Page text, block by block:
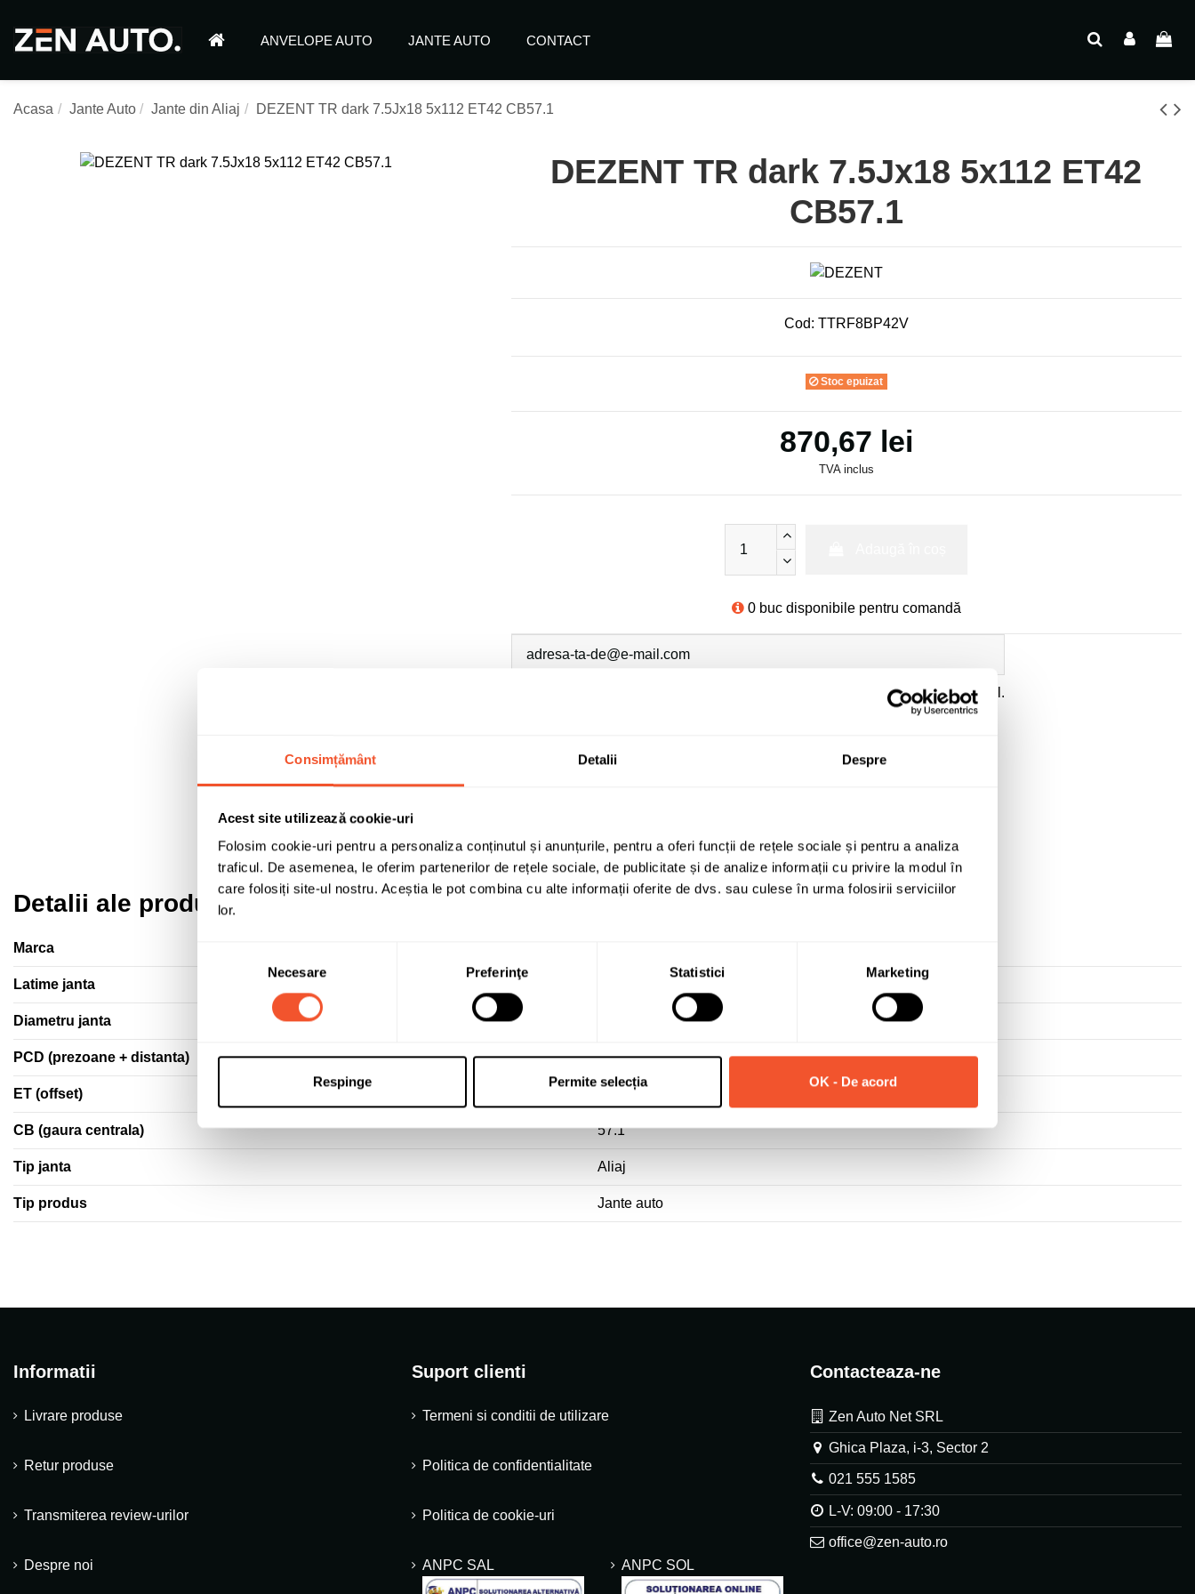
Consimțământ Detalii Despre
Acest site utilizează cookie-uri
Folosim cookie-uri pentru a personaliza conținutul și anunțurile, pentru a oferi funcții de rețele sociale și pentru a analiza
traficul. De asemenea, le oferim partenerilor de rețele sociale, de publicitate și de analize informații cu privire la modul în
care folosiți site-ul nostru. Aceștia le pot combina cu alte informații oferite de dvs. sau culese în urma folosirii serviciilor
lor.
consimțământului
Necesare Preferinţe Statistici Marketing
Respinge Permite selecția OK - De acord
ANVELOPE AUTO JANTE AUTO CONTACT
Acasa Jante Auto Jante din Aliaj DEZENT TR dark 7.5Jx18 5x112 ET42 CB57.1
DEZENT TR dark 7.5Jx18 5x112 ET42
CB57.1
Cod: TTRF8BP42V
Stoc epuizat
870,67 lei
TVA inclus
0 buc disponibile pentru comandă
a datelor cu caracter personal.
Detalii ale produsului
Marca
Latime janta
Diametru janta
PCD (prezoane + distanta) 5x112
ET (offset)
CB (gaura centrala) 57.1
Tip janta Aliaj
Tip produs Jante auto
Informatii
Livrare produse
Retur produse
Transmiterea review-urilor
Despre noi
Suport clienti
Termeni si conditii de utilizare
Politica de confidentialitate
Politica de cookie-uri
ANPC SAL ANPC SOL
Contacteaza-ne
Zen Auto Net SRL
Ghica Plaza, i-3, Sector 2
021 555 1585
L-V: 09:00 - 17:30
office@zen-auto.ro